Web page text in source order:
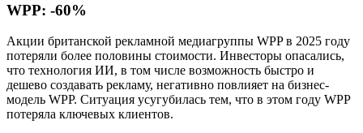
WPP: -60%
Акции британской рекламной медиагруппы WPP в 2025 году
потеряли более половины стоимости. Инвесторы опасались,
что технология ИИ, в том числе возможность быстро и
дешево создавать рекламу, негативно повлияет на бизнес-
модель WPP. Ситуация усугубилась тем, что в этом году WPP
потеряла ключевых клиентов.